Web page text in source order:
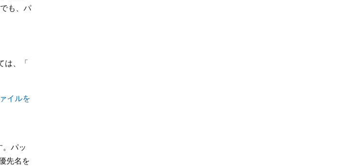
も、パ
は、「
イルを
パッ
先名を